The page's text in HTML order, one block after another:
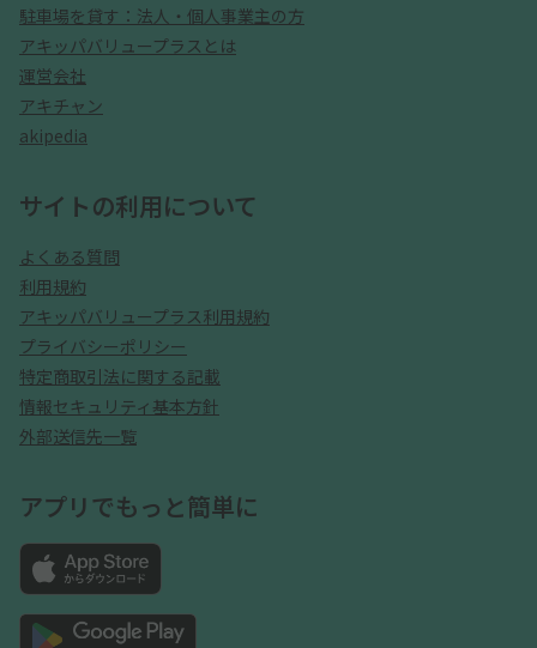
駐車場を貸す：法人・個人事業主の方
アキッパバリュープラスとは
運営会社
アキチャン
akipedia
サイトの利用について
よくある質問
利用規約
アキッパバリュープラス利用規約
プライバシーポリシー
特定商取引法に関する記載
情報セキュリティ基本方針
外部送信先一覧
アプリでもっと簡単に